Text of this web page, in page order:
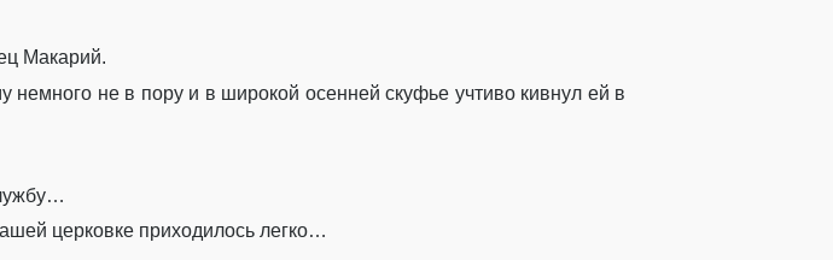
Макарий.
немного не в пору и в широкой осенней скуфье учтиво кивнул ей в
церковке приходилось легко…